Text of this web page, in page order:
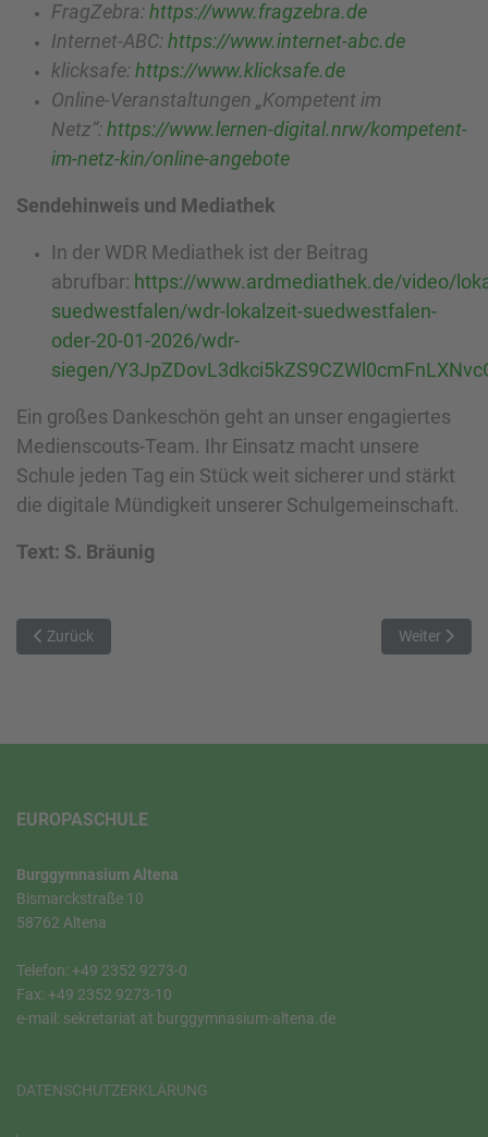
FragZebra: https://www.fragzebra.de
Internet-ABC: https://www.internet-abc.de
klicksafe: https://www.klicksafe.de
Online-Veranstaltungen „Kompetent im
Netz“: https://www.lernen-digital.nrw/kompetent-
im-netz-kin/online-angebote
Sendehinweis und Mediathek
In der WDR Mediathek ist der Beitrag
abrufbar: https://www.ardmediathek.de/video/
suedwestfalen/wdr-lokalzeit-suedwestfalen-
oder-20-01-2026/wdr-
siegen/
Ein großes Dankeschön geht an unser engagiertes
Medienscouts-Team. Ihr Einsatz macht unsere
Schule jeden Tag ein Stück weit sicherer und stärkt
die digitale Mündigkeit unserer Schulgemeinschaft.
Text: S. Bräunig
Vorheriger Beitrag: Neues Jahr neue Chance beim Bieber
Zurück Nächster
Weiter
EUROPASCHULE
Burggymnasium Altena
Bismarckstraße 10
58762 Altena
Telefon: +49 2352 9273-0
Fax: +49 2352 9273-10
e-mail: sekretariat at burggymnasium-altena.de
DATENSCHUTZERKLÄRUNG